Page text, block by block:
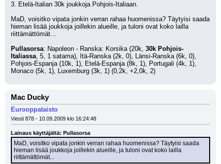
3. Etelä-Italian 30k joukkoja Pohjois-Italiaan.
MaD, voisitko vipata jonkin verran rahaa huomenissa? Täytyisi saada
hieman lisää joukkoja joillekin alueille, ja tuloni ovat koko lailla
riittämättömät...
Pullasorsa: Napoleon - Ranska: Korsika (20k, 30k Pohjois-
Italiassa, 5, 1 satama), Itä-Ranska (2k, 0), Länsi-Ranska (6k, 0),
Pohjois-Espanja (10k, 1), Etelä-Espanja (8k, 1), Portugali (4k, 1),
Monaco (5k, 1), Luxemburg (3k, 1) (0,2k, +2,0k, 2)
Mac Ducky
Eurooppataisto
Viesti 878 - 10.09.2009 klo 16:24:48
Lainaus käyttäjältä: Pullasorsa
MaD, voisitko vipata jonkin verran rahaa huomenissa? Täytyisi saada
hieman lisää joukkoja joillekin alueille, ja tuloni ovat koko lailla
riittämättömät...